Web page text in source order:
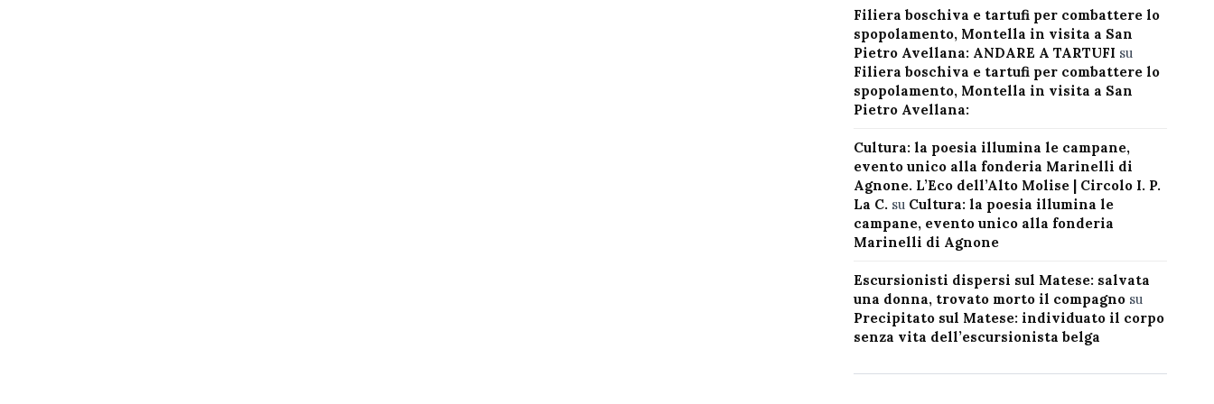
Filiera boschiva e tartufi per combattere lo
spopolamento, Montella in visita a San
Pietro Avellana: ANDARE A TARTUFI su
Filiera boschiva e tartufi per combattere lo
spopolamento, Montella in visita a San
Pietro Avellana:
Cultura: la poesia illumina le campane,
evento unico alla fonderia Marinelli di
Agnone. L’Eco dell’Alto Molise | Circolo I. P.
La C. su Cultura: la poesia illumina le
campane, evento unico alla fonderia
Marinelli di Agnone
Escursionisti dispersi sul Matese: salvata
una donna, trovato morto il compagnosu
Precipitato sul Matese: individuato il corpo
senza vita dell’escursionista belga